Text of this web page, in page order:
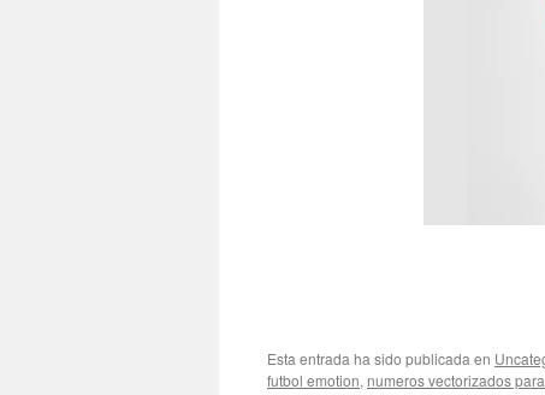
Esta entrada ha sido publicada en
futbol emotion, numeros vectorizados